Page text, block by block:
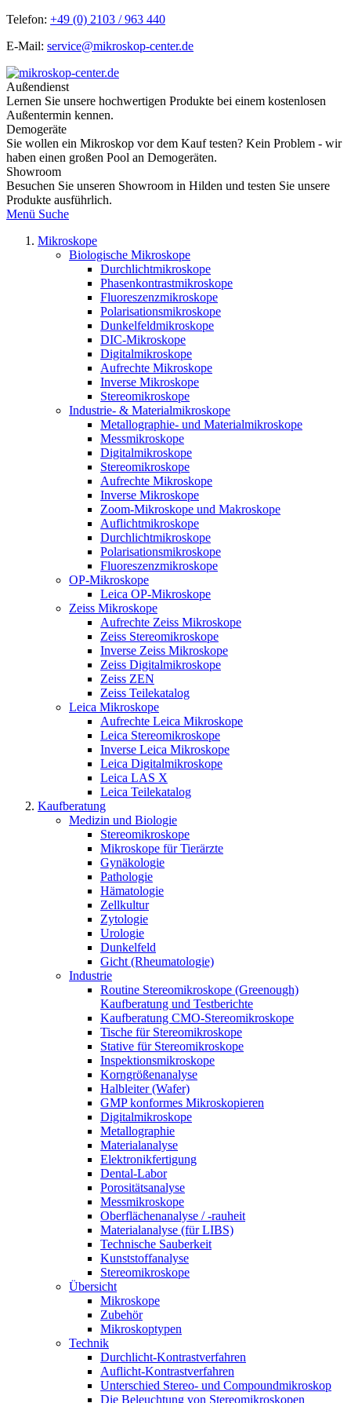
Telefon: +49 (0) 2103 / 963 440
E-Mail: service@mikroskop-center.de
Außendienst
Lernen Sie unsere hochwertigen Produkte bei einem kostenlosen
Außentermin kennen.
Demogeräte
Sie wollen ein Mikroskop vor dem Kauf testen? Kein Problem - wir
haben einen großen Pool an Demogeräten.
Showroom
Besuchen Sie unseren Showroom in Hilden und testen Sie unsere
Produkte ausführlich.
Menü Suche
Mikroskope
Biologische Mikroskope
Durchlichtmikroskope
Phasenkontrastmikroskope
Fluoreszenzmikroskope
Polarisationsmikroskope
Dunkelfeldmikroskope
DIC-Mikroskope
Digitalmikroskope
Aufrechte Mikroskope
Inverse Mikroskope
Stereomikroskope
Industrie- & Materialmikroskope
Metallographie- und Materialmikroskope
Messmikroskope
Digitalmikroskope
Stereomikroskope
Aufrechte Mikroskope
Inverse Mikroskope
Zoom-Mikroskope und Makroskope
Auflichtmikroskope
Durchlichtmikroskope
Polarisationsmikroskope
Fluoreszenzmikroskope
OP-Mikroskope
Leica OP-Mikroskope
Zeiss Mikroskope
Aufrechte Zeiss Mikroskope
Zeiss Stereomikroskope
Inverse Zeiss Mikroskope
Zeiss Digitalmikroskope
Zeiss ZEN
Zeiss Teilekatalog
Leica Mikroskope
Aufrechte Leica Mikroskope
Leica Stereomikroskope
Inverse Leica Mikroskope
Leica Digitalmikroskope
Leica LAS X
Leica Teilekatalog
Kaufberatung
Medizin und Biologie
Stereomikroskope
Mikroskope für Tierärzte
Gynäkologie
Pathologie
Hämatologie
Zellkultur
Zytologie
Urologie
Dunkelfeld
Gicht (Rheumatologie)
Industrie
Routine Stereomikroskope (Greenough)
Kaufberatung und Testberichte
Kaufberatung CMO-Stereomikroskope
Tische für Stereomikroskope
Stative für Stereomikroskope
Inspektionsmikroskope
Korngrößenanalyse
Halbleiter (Wafer)
GMP konformes Mikroskopieren
Digitalmikroskope
Metallographie
Materialanalyse
Elektronikfertigung
Dental-Labor
Porositätsanalyse
Messmikroskope
Oberflächenanalyse / -rauheit
Materialanalyse (für LIBS)
Technische Sauberkeit
Kunststoffanalyse
Stereomikroskope
Übersicht
Mikroskope
Zubehör
Mikroskoptypen
Technik
Durchlicht-Kontrastverfahren
Auflicht-Kontrastverfahren
Unterschied Stereo- und Compoundmikroskop
Die Beleuchtung von Stereomikroskopen